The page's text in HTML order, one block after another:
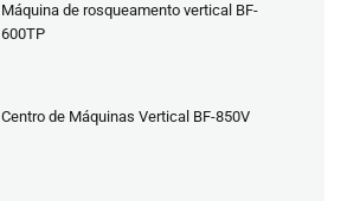
Máquina de rosqueamento vertical BF-
600TP
Centro de Máquinas Vertical BF-850V